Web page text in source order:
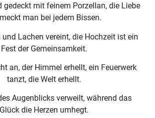
gedeckt mit feinem Porzellan, die Liebe
man bei jedem Bissen.
und Lachen vereint, die Hochzeit ist ein
Fest der Gemeinsamkeit.
an, der Himmel erhellt, ein Feuerwerk
tanzt, die Welt erhellt.
Augenblicks verweilt, während das
Glück die Herzen umhegt.